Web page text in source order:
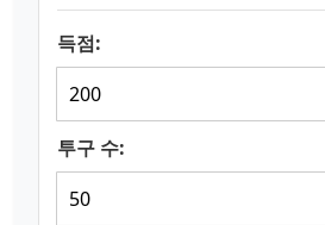
득점:
투구 수: